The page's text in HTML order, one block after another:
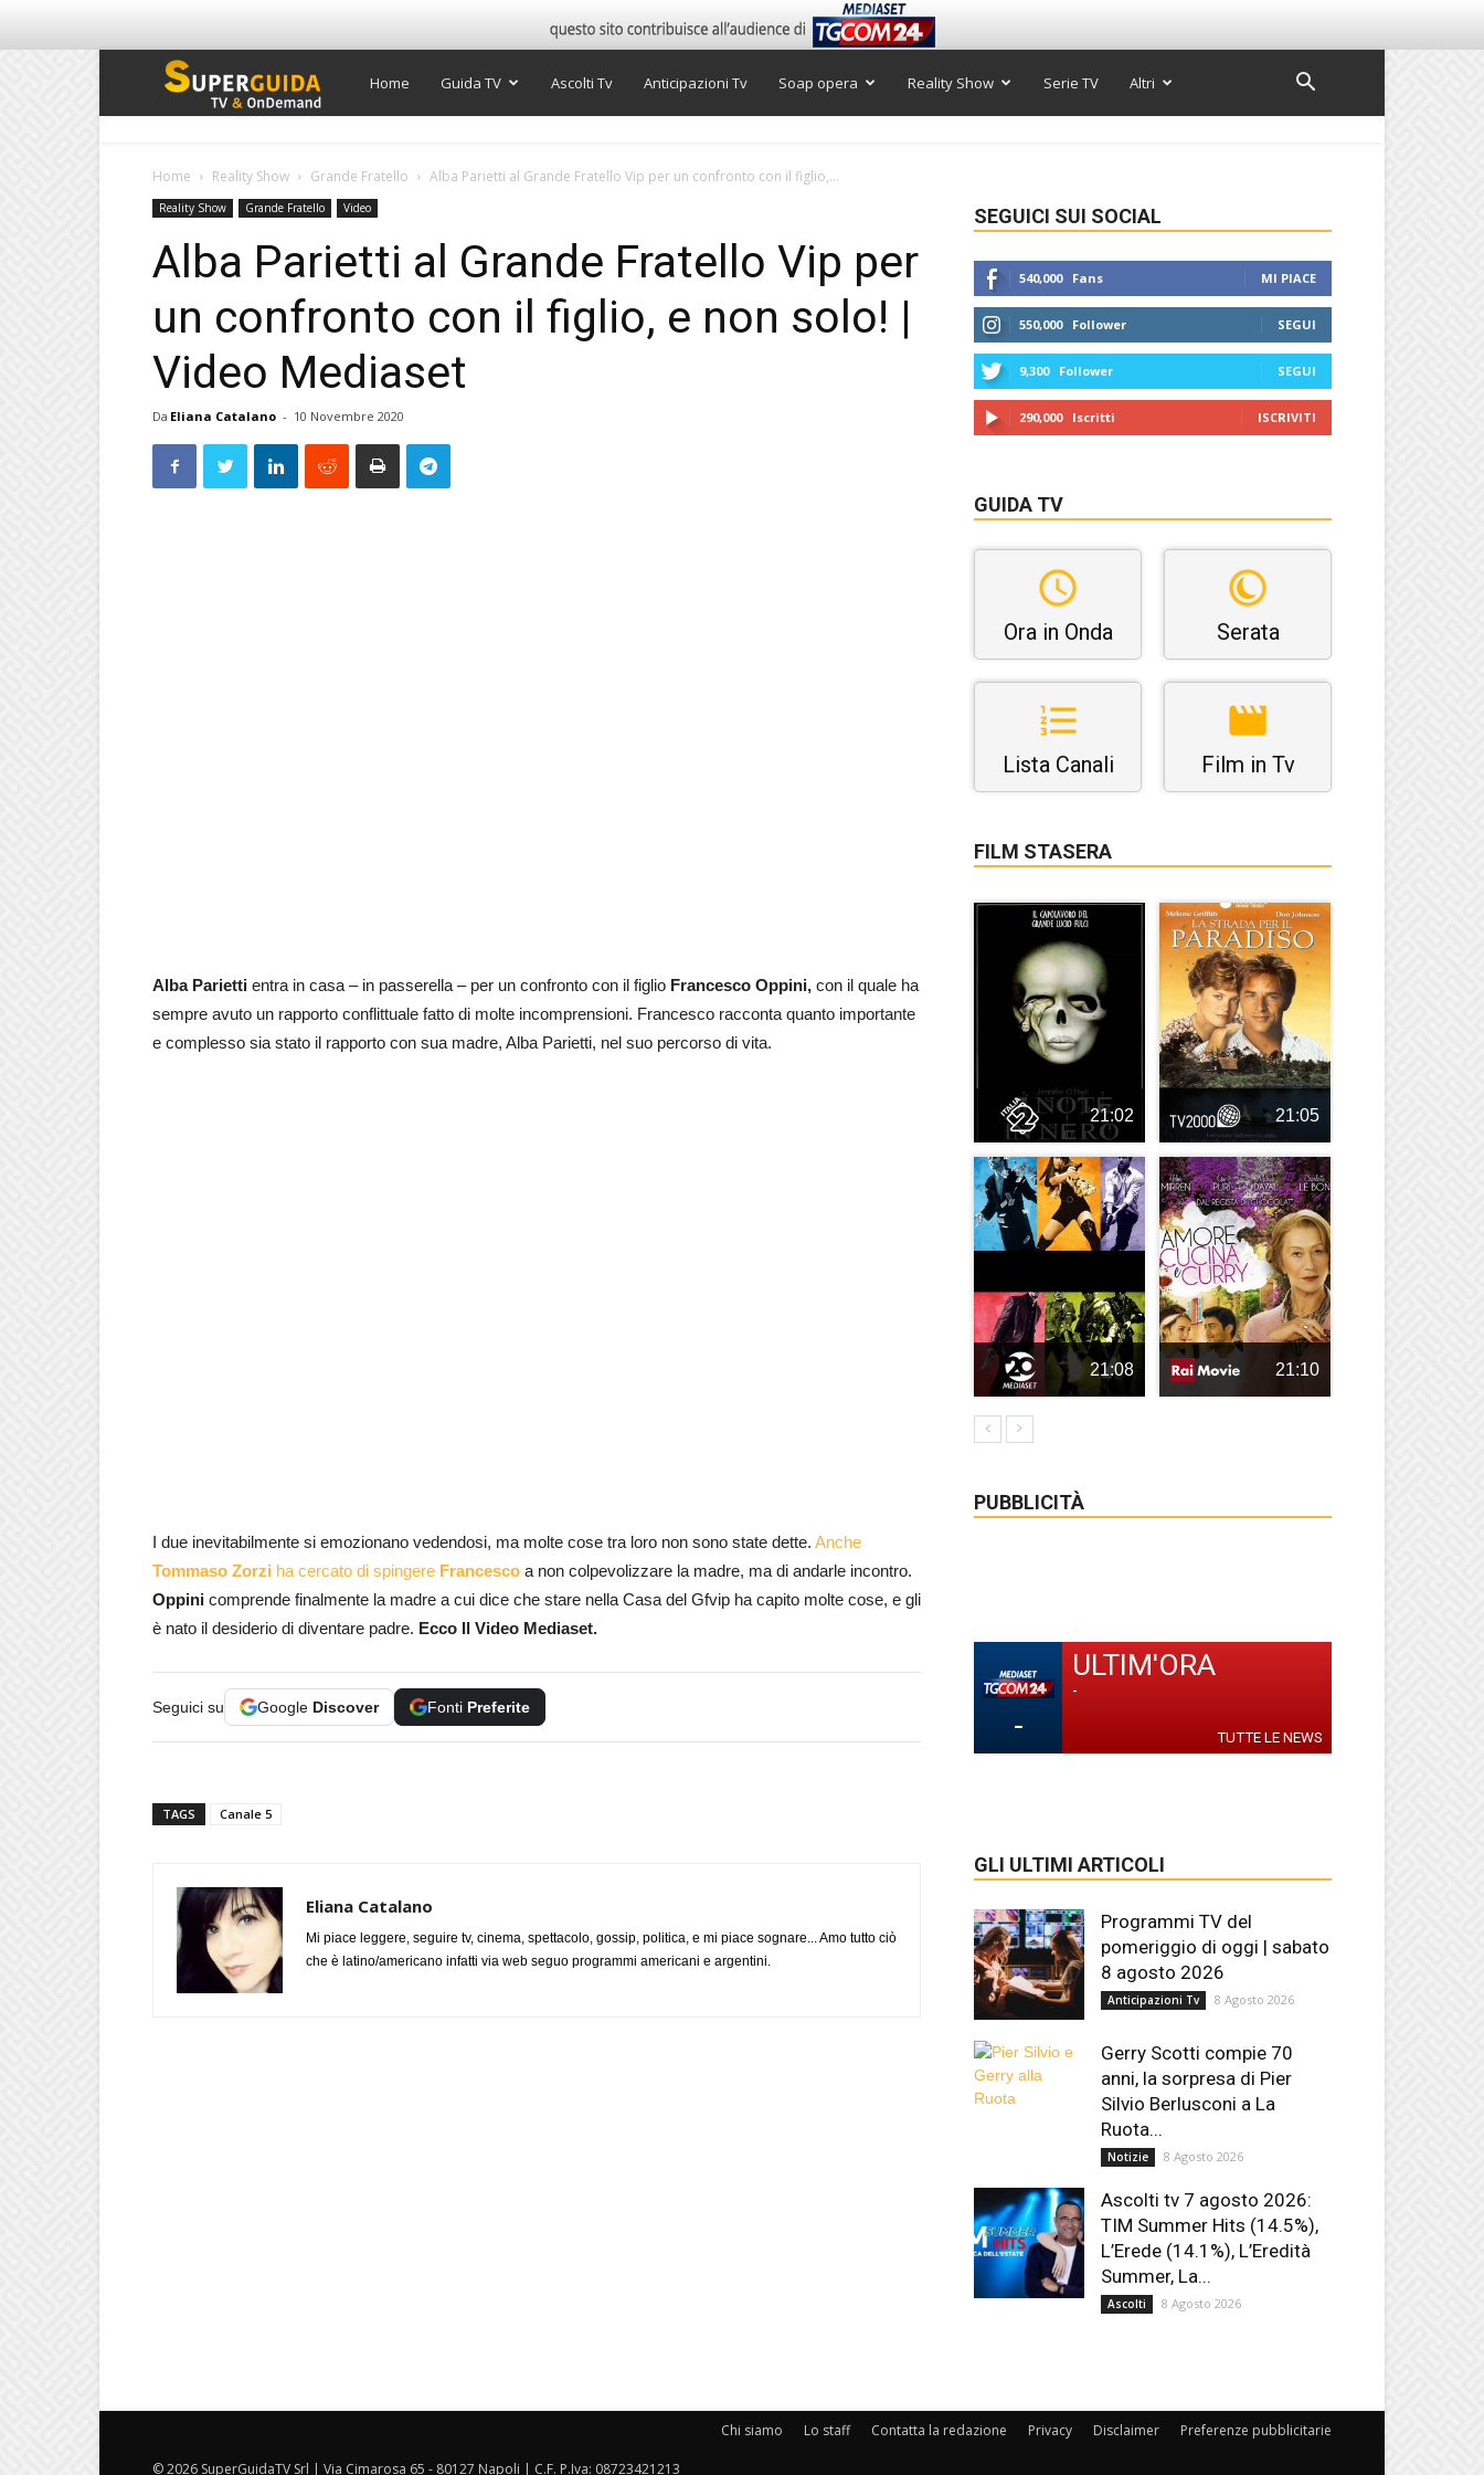
Super
TV
Home Guida TV Ascolti Tv Anticipazioni Tv Soap opera Reality Show Serie TV Altri
Home Reality Show Grande Fratello Alba Parietti al Grande Fratello Vip per un confronto con il figlio,...
Reality Show Grande Fratello Video
Alba Parietti al Grande Fratello Vip per
un confronto con il figlio, e non solo! |
Video Mediaset
Da Eliana Catalano - 10 Novembre 2020
Alba Parietti entra in casa – in passerella – per un confronto con il figlio Francesco Oppini, con il quale ha
sempre avuto un rapporto conflittuale fatto di molte incomprensioni. Francesco racconta quanto importante
e complesso sia stato il rapporto con sua madre, Alba Parietti, nel suo percorso di vita.
I due inevitabilmente si emozionano vedendosi, ma molte cose tra loro non sono state dette. Anche
Tommaso Zorzi ha cercato di spingere Francesco a non colpevolizzare la madre, ma di andarle incontro.
Oppini comprende finalmente la madre a cui dice che stare nella Casa del Gfvip ha capito molte cose, e gli
è nato il desiderio di diventare padre. Ecco Il Video Mediaset.
Seguici su Google Discover Fonti Preferite
TAGS Canale 5
Eliana Catalano
Mi piace leggere, seguire tv, cinema, spettacolo, gossip, politica, e mi piace sognare... Amo tutto ciò
che è latino/americano infatti via web seguo programmi americani e argentini.
SEGUICI SUI SOCIAL
540,000 Fans MI PIACE
550,000 Follower SEGUI
9,300 Follower SEGUI
290,000 Iscritti ISCRIVITI
GUIDA TV
Ora in Onda Serata
Lista Canali Film in Tv
FILM STASERA
21:02 21:05
21:08 21:10
PUBBLICITÀ
-
ULTIM'ORA
-
TUTTE LE NEWS
GLI ULTIMI ARTICOLI
Programmi TV del
pomeriggio di oggi | sabato
8 agosto 2026
Anticipazioni Tv 8 Agosto 2026
Gerry Scotti compie 70
anni, la sorpresa di Pier
Silvio Berlusconi a La
Ruota...
Notizie 8 Agosto 2026
Ascolti tv 7 agosto 2026:
TIM Summer Hits (14.5%),
L’Erede (14.1%), L’Eredità
Summer, La...
Ascolti 8 Agosto 2026
Chi siamo Lo staff Contatta la redazione Privacy Disclaimer Preferenze pubblicitarie
© 2026 SuperGuidaTV Srl | Via Cimarosa 65 - 80127 Napoli | C.F. P.Iva: 08723421213